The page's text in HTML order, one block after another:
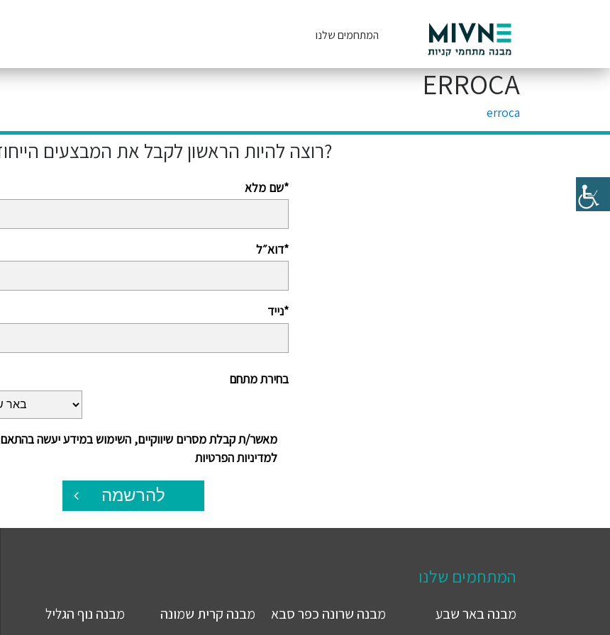
המתחמים שלנו
ERROCA
erroca
רוצה להיות הראשון לקבל את המבצעים הייחודיים שלנו?
שם מלא*
דוא״ל*
נייד*
בחירת מתחם
מאשר/ת קבלת מסרים שיווקיים, השימוש במידע יעשה בהתאם
למדיניות הפרטיות
להרשמה
המתחמים שלנו
מבנהבאר שבע מבנה שרונה כפר סבא מבנה קרית שמונה מבנה נוף הגליל